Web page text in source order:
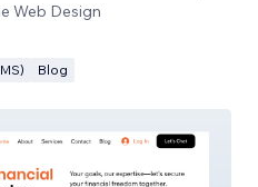
Web Design
Blog